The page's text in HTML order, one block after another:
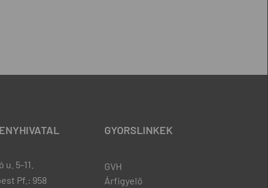
5-11.
Pf.: 958
GYORSLINKEK
GVH
Árfigyelő